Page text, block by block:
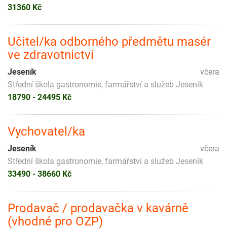
31360 Kč
Učitel/ka odborného předmětu masér
ve zdravotnictví
včera
Jeseník
Střední škola gastronomie, farmářství a služeb Jeseník
18790 - 24495 Kč
Vychovatel/ka
včera
Jeseník
Střední škola gastronomie, farmářství a služeb Jeseník
33490 - 38660 Kč
Prodavač / prodavačka v kavárně
(vhodné pro OZP)